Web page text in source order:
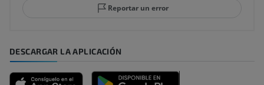
Reportar un error
DESCARGAR LA APLICACIÓN